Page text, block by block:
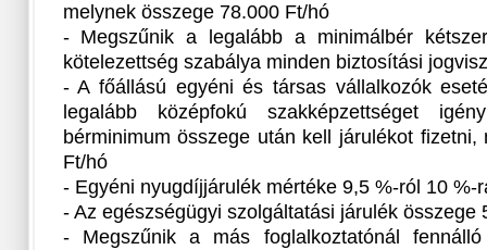
melynek összege 78.000 Ft/hó
- Megszűnik a legalább a minimálbér
kötelezettség szabálya minden biztosítási
- A főállású egyéni és társas vállalkozók
legalább középfokú szakképzettséget
bérminimum összege után kell járulékot fizetni,
Ft/hó
- Egyéni nyugdíjjárulék mértéke 9,5 %-ról 10 %-
- Az egészségügyi szolgáltatási járulék összege
- Megszűnik a más foglalkoztatónál